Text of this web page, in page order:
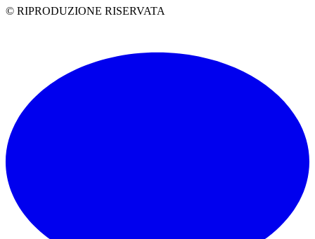
© RIPRODUZIONE RISERVATA